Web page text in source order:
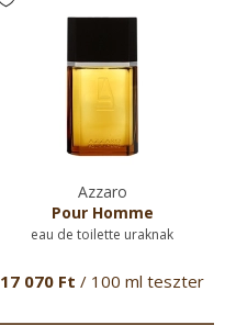
Azzaro
Pour Homme
eau de toilette uraknak
17 070 Ft / 100 ml teszter